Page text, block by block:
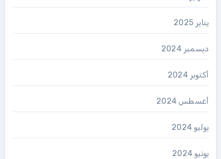
يناير 2025
ديسمبر 2024
أكتوبر 2024
أغسطس 2024
يوليو 2024
يونيو 2024